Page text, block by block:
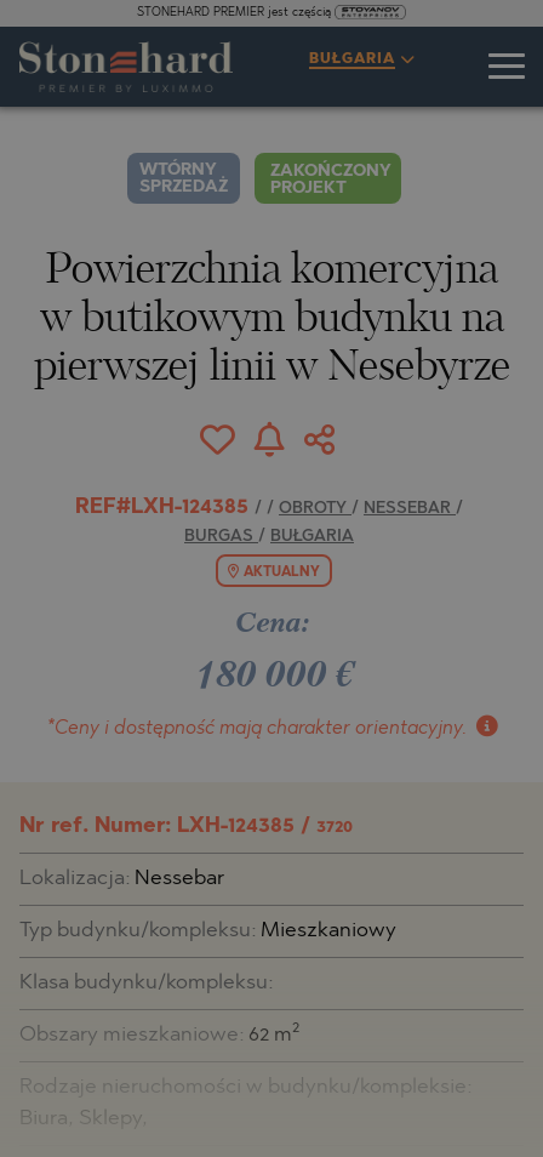
SPECYFIKACJE OPIS MAPA GALERIA
CENY
ZAPYTANIE
STONEHARD PREMIER jest częścią
BUŁGARIA
WTÓRNY
SPRZEDAŻ
ZAKOŃCZONY
PROJEKT
Powierzchnia komercyjna
w butikowym budynku na
pierwszej linii w Nesebyrze
REF#LXH-124385 / / OBROTY / NESSEBAR /
BURGAS / BUŁGARIA
AKTUALNY
Cena:
180 000€
*Ceny i dostępność mają charakter orientacyjny.
Nr ref. Numer: LXH-124385 / 3720
Lokalizacja: Nessebar
Typ budynku/kompleksu: Mieszkaniowy
Klasa budynku/kompleksu:
Obszary mieszkaniowe: 62 m2
Rodzaje nieruchomości w budynku/kompleksie:
Biura, Sklepy,